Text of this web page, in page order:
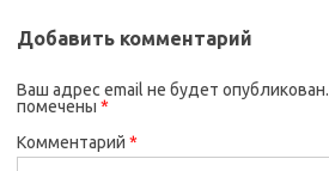
Добавить комментарий
Ваш адрес email не будет опубликован.
помечены *
Комментарий *